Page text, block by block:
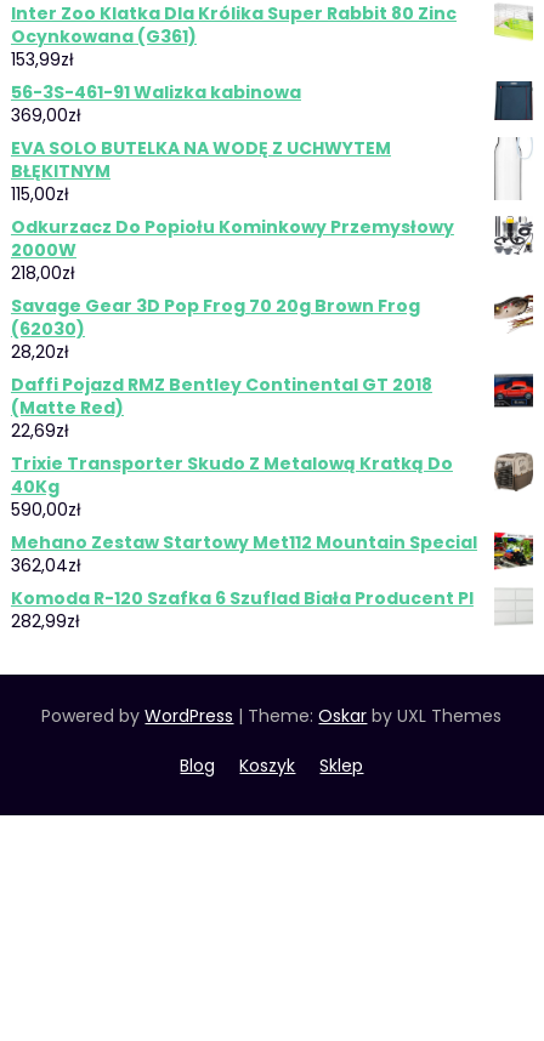
Inter Zoo Klatka Dla Królika Super Rabbit 80 Zinc
Ocynkowana (G361)
153,99zł
56-3S-461-91 Walizka kabinowa
369,00zł
EVA SOLO BUTELKA NA WODĘ Z UCHWYTEM
BŁĘKITNYM
115,00zł
Odkurzacz Do Popiołu Kominkowy Przemysłowy
2000W
218,00zł
Savage Gear 3D Pop Frog 70 20g Brown Frog
(62030)
28,20zł
Daffi Pojazd RMZ Bentley Continental GT 2018
(Matte Red)
22,69zł
Trixie Transporter Skudo Z Metalową Kratką Do
40Kg
590,00zł
Mehano Zestaw Startowy Met112 Mountain Special
362,04zł
Komoda R-120 Szafka 6 Szuflad Biała Producent Pl
282,99zł
Powered byWordPress | Theme:Oskar by UXL Themes
Blog Koszyk Sklep